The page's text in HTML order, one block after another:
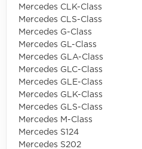
Mercedes CLK-Class
Mercedes CLS-Class
Mercedes G-Class
Mercedes GL-Class
Mercedes GLA-Class
Mercedes GLC-Class
Mercedes GLE-Class
Mercedes GLK-Class
Mercedes GLS-Class
Mercedes M-Class
Mercedes S124
Mercedes S202